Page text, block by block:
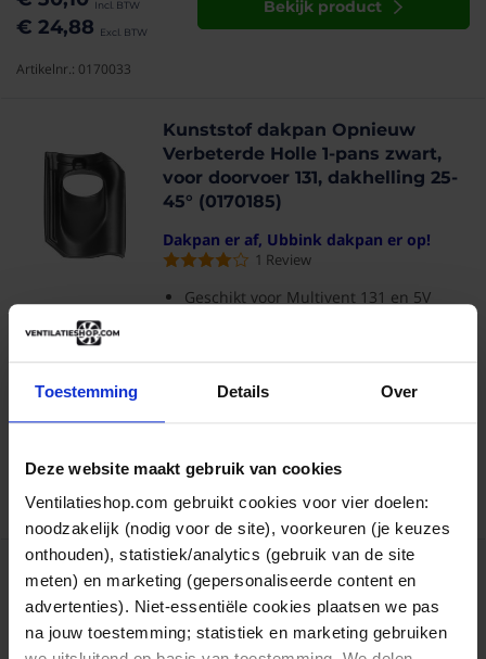
Toestemming Details Over
Deze website maakt gebruik van cookies
Ventilatieshop.com gebruikt cookies voor vier doelen:
noodzakelijk (nodig voor de site), voorkeuren (je keuzes
onthouden), statistiek/analytics (gebruik van de site
meten) en marketing (gepersonaliseerde content en
advertenties). Niet-essentiële cookies plaatsen we pas
na jouw toestemming; statistiek en marketing gebruiken
€ 24,88
Bekijk product
Artikelnr.: 0170033
Kunststof dakpan Opnieuw
Verbeterde Holle 1-pans zwart,
voor doorvoer 131, dakhelling 25-
45° (0170185)
Dakpan er af, Ubbink dakpan er op!
1 Review
Geschikt voor Multivent 131 en 5V
€ 24,88
Op werkdagen voor 16:30 besteld, bezorgd
Artikelnr.: 0170185
Glijschaal voor hellend dak t.b.v.
Ventub 110 dakdoorvoer
(0542328)